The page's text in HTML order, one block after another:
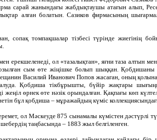
сарай жанындағы жабдықтаушы атағын алып,
алған болатын. Сазиков фирмасының
томпақшалар тізбесі түрінде жиегінің
ерекшеленеді, ол «тазалықтан», яғни таза алтын
сым өте жіңішке болып шыққан.
Василий Иванович Попов жасаған, оның
Қобдиша тікбұрышты, бүйір жақтары
өрнек өте нәзік орындалған. Қақпағы көп
бұл қобдиша – мұражайдың күміс
ол Мәскеуде 875 сынамалы күмістен дәстүрлі
таңбасында – 1883 жыл белгіленген.